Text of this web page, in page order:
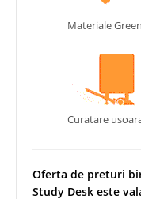
Materiale Green
Curatare
Oferta de preturi
Study Desk este